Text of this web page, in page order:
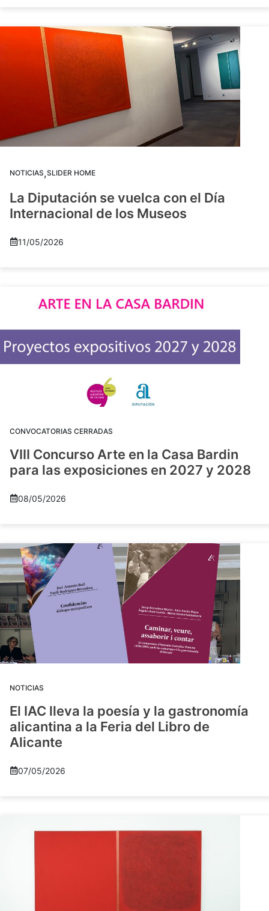
NOTICIAS,SLIDER HOME
La Diputación se vuelca con el Día
Internacional de los Museos
11/05/2026
CONVOCATORIAS CERRADAS
VIII Concurso Arte en la Casa Bardin
para las exposiciones en 2027 y 2028
08/05/2026
NOTICIAS
El IAC lleva la poesía y la gastronomía
alicantina a la Feria del Libro de
Alicante
07/05/2026